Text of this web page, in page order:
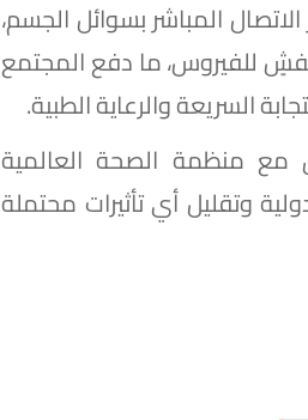
المباشر بسوائل الجسم،
للفيروس، ما دفع المجتمع
السريعة والرعاية الطبية.
مع منظمة الصحة العالمية
وتقليل أي تأثيرات محتملة